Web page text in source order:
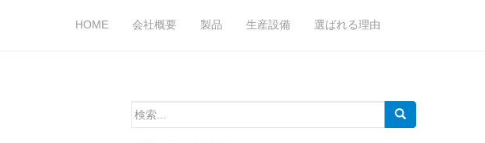
HOME 会社概要 製品 生産設備 選ばれる理由
検